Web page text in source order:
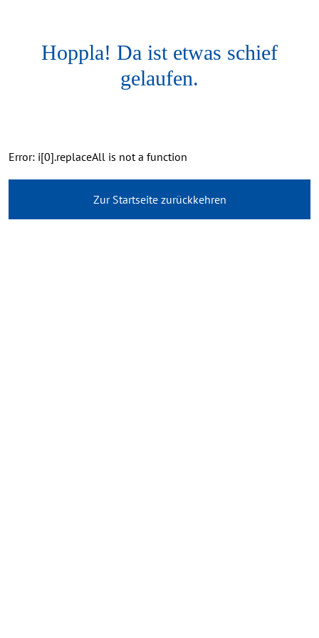
Hoppla! Da ist etwas schief
gelaufen.
Error: i[0].replaceAll is not a function
Zur Startseite zurückkehren